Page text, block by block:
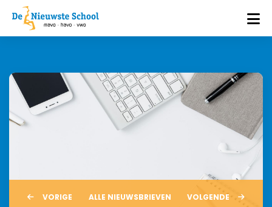
VORIGE ALLE NIEUWSBRIEVEN VOLGENDE